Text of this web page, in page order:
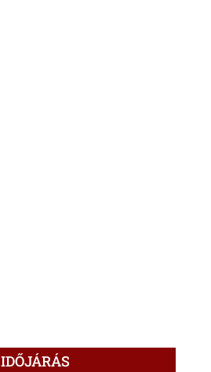
IDŐJÁRÁS